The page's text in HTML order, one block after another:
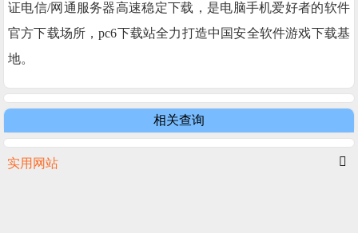
证电信/网通服务器高速稳定下载，是电脑手机爱好者的软件
官方下载场所，pc6下载站全力打造中国安全软件游戏下载基
地。
相关查询
实用网站